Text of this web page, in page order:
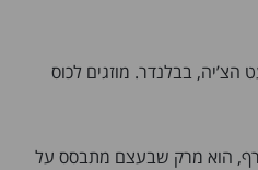
בבלנדר. מוזגים לכוס
הוא מרק שבעצם מתבסס על